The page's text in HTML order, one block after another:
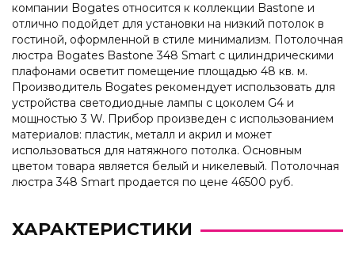
компании Bogates относится к коллекции Bastone и
отлично подойдет для установки на низкий потолок в
гостиной, оформленной в стиле минимализм. Потолочная
люстра Bogates Bastone 348 Smart с цилиндрическими
плафонами осветит помещение площадью 48 кв. м.
Производитель Bogates рекомендует использовать для
устройства светодиодные лампы с цоколем G4 и
мощностью 3 W. Прибор произведен с использованием
материалов: пластик, металл и акрил и может
использоваться для натяжного потолка. Основным
цветом товара является белый и никелевый. Потолочная
люстра 348 Smart продается по цене 46500 руб.
ХАРАКТЕРИСТИКИ